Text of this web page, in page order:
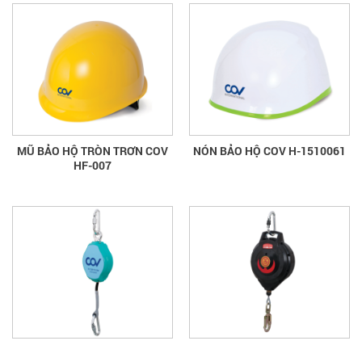
MŨ BẢO HỘ TRÒN TRƠN COV
HF-007
NÓN BẢO HỘ COV H-1510061